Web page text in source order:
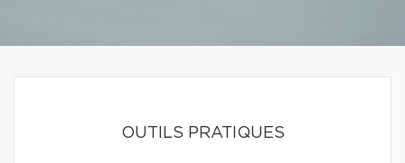
OUTILS PRATIQUES